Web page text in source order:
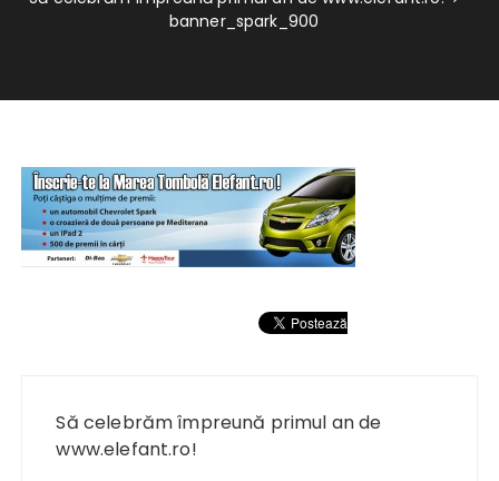
banner_spark_900
articole
Să celebrăm împreună primul an de
www.elefant.ro!